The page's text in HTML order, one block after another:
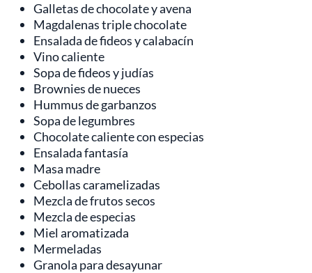
Galletas de chocolate y avena
Magdalenas triple chocolate
Ensalada de fideos y calabacín
Vino caliente
Sopa de fideos y judías
Brownies de nueces
Hummus de garbanzos
Sopa de legumbres
Chocolate caliente con especias
Ensalada fantasía
Masa madre
Cebollas caramelizadas
Mezcla de frutos secos
Mezcla de especias
Miel aromatizada
Mermeladas
Granola para desayunar